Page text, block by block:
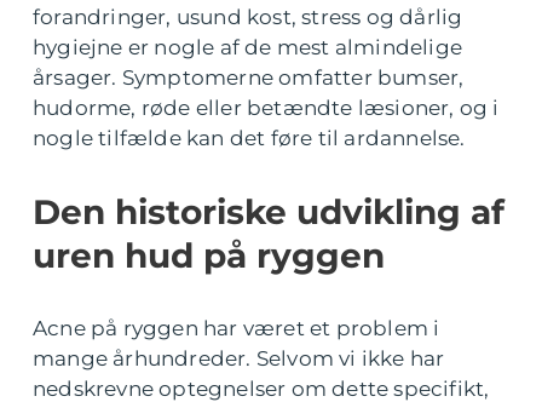
forandringer, usund kost, stress og dårlig
hygiejne er nogle af de mest almindelige
årsager. Symptomerne omfatter bumser,
hudorme, røde eller betændte læsioner, og i
nogle tilfælde kan det føre til ardannelse.
Den historiske udvikling af
uren hud på ryggen
Acne på ryggen har været et problem i
mange århundreder. Selvom vi ikke har
nedskrevne optegnelser om dette specifikt,